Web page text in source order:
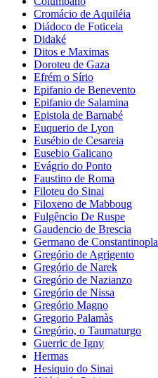
Cromácio de Aquiléia
Diádoco de Foticeia
Didaké
Ditos e Maximas
Doroteu de Gaza
Efrém o Sírio
Epifanio de Benevento
Epifanio de Salamina
Epistola de Barnabé
Euquerio de Lyon
Eusébio de Cesareia
Eusebio Galicano
Evágrio do Ponto
Faustino de Roma
Filoteu do Sinai
Filoxeno de Mabboug
Fulgêncio De Ruspe
Gaudencio de Brescia
Germano de Constantinopla
Gregório de Agrigento
Gregório de Narek
Gregório de Nazianzo
Gregório de Nissa
Gregório Magno
Gregorio Palamàs
Gregório, o Taumaturgo
Guerric de Igny
Hermas
Hesiquio do Sinai